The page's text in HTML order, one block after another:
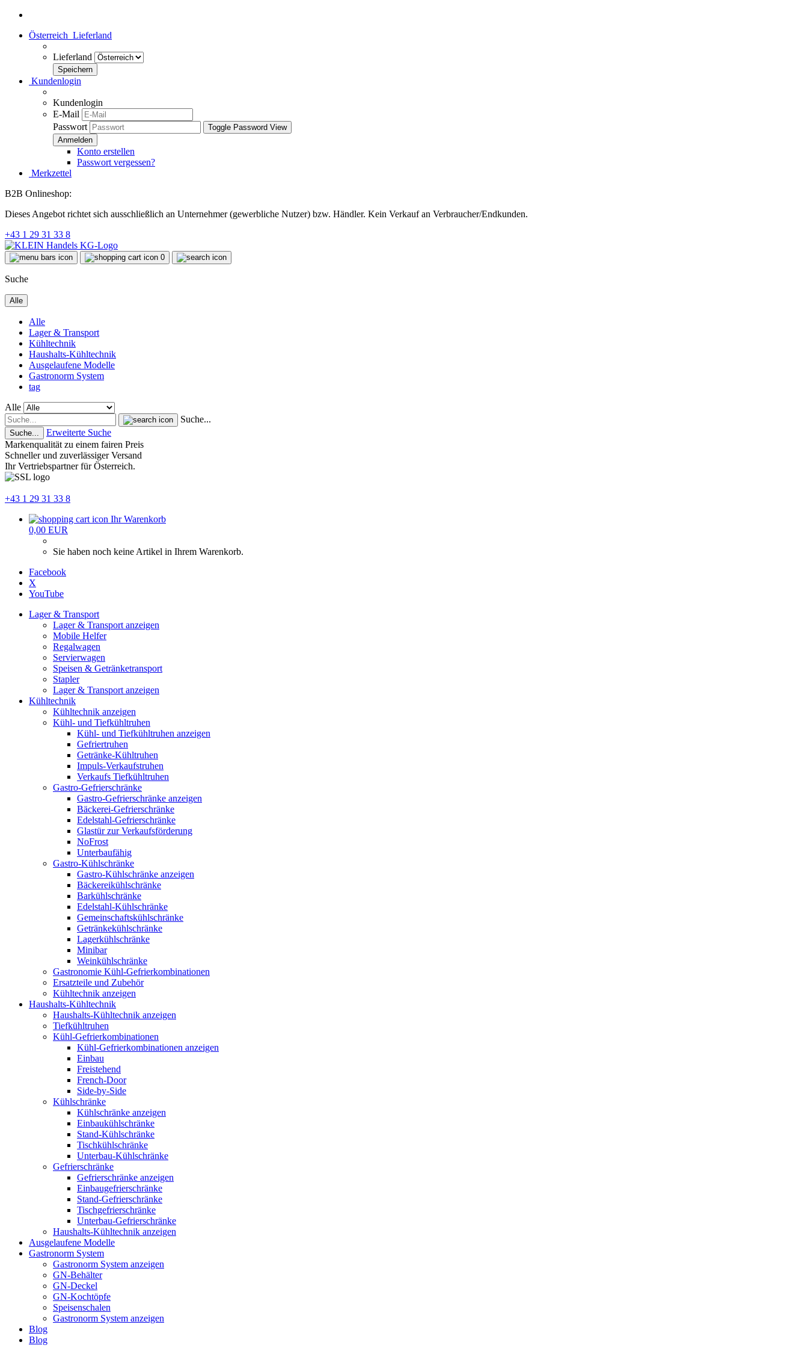
Österreich Lieferland
Lieferland
Kundenlogin
Kundenlogin
E-Mail
Passwort
Toggle Password View
Konto erstellen
Passwort vergessen?
Merkzettel
B2B Onlineshop:
Dieses Angebot richtet sich ausschließlich an Unternehmer (gewerbliche Nutzer) bzw. Händler. Kein Verkauf an Verbraucher/Endkunden.
+43 1 29 31 33 8
0
Suche
Alle
Alle
Lager & Transport
Kühltechnik
Haushalts-Kühltechnik
Ausgelaufene Modelle
Gastronorm System
tag
Alle
Suche...
Suche...
Erweiterte Suche
Markenqualität zu einem fairen Preis
Schneller und zuverlässiger Versand
Ihr Vertriebspartner für Österreich.
+43 1 29 31 33 8
Ihr Warenkorb
0,00 EUR
Sie haben noch keine Artikel in Ihrem Warenkorb.
Facebook
X
YouTube
Lager & Transport
Lager & Transport anzeigen
Mobile Helfer
Regalwagen
Servierwagen
Speisen & Getränketransport
Stapler
Lager & Transport anzeigen
Kühltechnik
Kühltechnik anzeigen
Kühl- und Tiefkühltruhen
Kühl- und Tiefkühltruhen anzeigen
Gefriertruhen
Getränke-Kühltruhen
Impuls-Verkaufstruhen
Verkaufs Tiefkühltruhen
Gastro-Gefrierschränke
Gastro-Gefrierschränke anzeigen
Bäckerei-Gefrierschränke
Edelstahl-Gefrierschränke
Glastür zur Verkaufsförderung
NoFrost
Unterbaufähig
Gastro-Kühlschränke
Gastro-Kühlschränke anzeigen
Bäckereikühlschränke
Barkühlschränke
Edelstahl-Kühlschränke
Gemeinschaftskühlschränke
Getränkekühlschränke
Lagerkühlschränke
Minibar
Weinkühlschränke
Gastronomie Kühl-Gefrierkombinationen
Ersatzteile und Zubehör
Kühltechnik anzeigen
Haushalts-Kühltechnik
Haushalts-Kühltechnik anzeigen
Tiefkühltruhen
Kühl-Gefrierkombinationen
Kühl-Gefrierkombinationen anzeigen
Einbau
Freistehend
French-Door
Side-by-Side
Kühlschränke
Kühlschränke anzeigen
Einbaukühlschränke
Stand-Kühlschränke
Tischkühlschränke
Unterbau-Kühlschränke
Gefrierschränke
Gefrierschränke anzeigen
Einbaugefrierschränke
Stand-Gefrierschränke
Tischgefrierschränke
Unterbau-Gefrierschränke
Haushalts-Kühltechnik anzeigen
Ausgelaufene Modelle
Gastronorm System
Gastronorm System anzeigen
GN-Behälter
GN-Deckel
GN-Kochtöpfe
Speisenschalen
Gastronorm System anzeigen
Blog
Blog